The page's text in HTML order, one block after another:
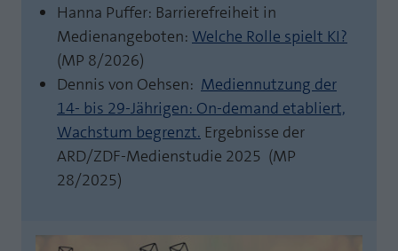
Hanna Puffer: Barrierefreiheit in
Medienangeboten: Welche Rolle spielt KI?
(MP 8/2026)
Dennis von Oehsen: Mediennutzung der
14- bis 29-Jährigen: On-demand etabliert,
Wachstum begrenzt. Ergebnisse der
ARD/ZDF-Medienstudie 2025 (MP
28/2025)